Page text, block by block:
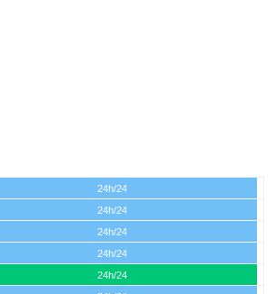
24h/24
24h/24
24h/24
24h/24
24h/24